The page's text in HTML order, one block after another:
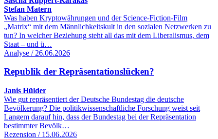
Stefan Matern
Was haben Kryptowährungen und der Science-Fiction-Film
„Matrix“ mit dem Männlichkeitskult in den sozialen Netzwerken zu
tun? In welcher Beziehung steht all das mit dem Liberalismus, dem
Staat – und ü…
Analyse / 26.06.2026
Republik der Repräsentationslücken?
Janis Hülder
Wie gut repräsentiert der Deutsche Bundestag die deutsche
Bevölkerung? Die politikwissenschaftliche Forschung weist seit
Langem darauf hin, dass der Bundestag bei der Repräsentation
bestimmter Bevölk…
Rezension / 15.06.2026